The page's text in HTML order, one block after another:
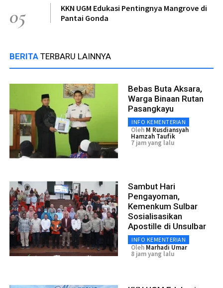
05
KKN UGM Edukasi Pentingnya Mangrove di
Pantai Gonda
BERITA TERBARU LAINNYA
Bebas Buta Aksara,
Warga Binaan Rutan
Pasangkayu
INFO KEMENTERIAN
Oleh M Rusdiansyah
Hamzah Taufik
7 jam yang lalu
Sambut Hari
Pengayoman,
Kemenkum Sulbar
Sosialisasikan
Apostille di Unsulbar
INFO KEMENTERIAN
Oleh Marhadi Umar
8 jam yang lalu